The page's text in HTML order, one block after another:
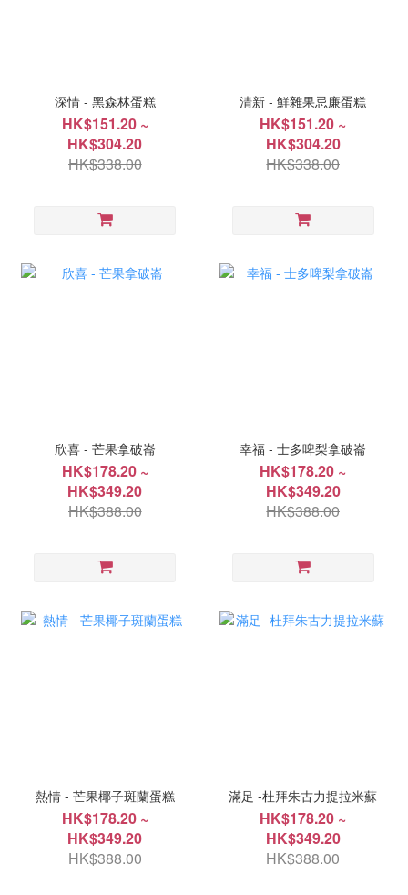
深情 - 黑森林蛋糕
HK$151.20 ~
HK$304.20
HK$338.00
清新 - 鮮雜果忌廉蛋糕
HK$151.20 ~
HK$304.20
HK$338.00
欣喜 - 芒果拿破崙
HK$178.20 ~
HK$349.20
HK$388.00
幸福 - 士多啤梨拿破崙
HK$178.20 ~
HK$349.20
HK$388.00
熱情 - 芒果椰子斑蘭蛋糕
HK$178.20 ~
HK$349.20
HK$388.00
滿足 -杜拜朱古力提拉米蘇
HK$178.20 ~
HK$349.20
HK$388.00